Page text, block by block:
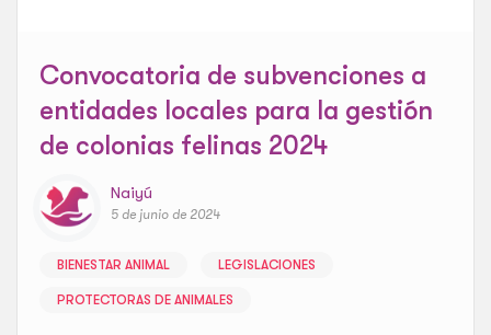
Convocatoria de subvenciones a
entidades locales para la gestión
de colonias felinas 2024
Naiyú
5 de junio de 2024
BIENESTAR ANIMAL LEGISLACIONES
PROTECTORAS DE ANIMALES